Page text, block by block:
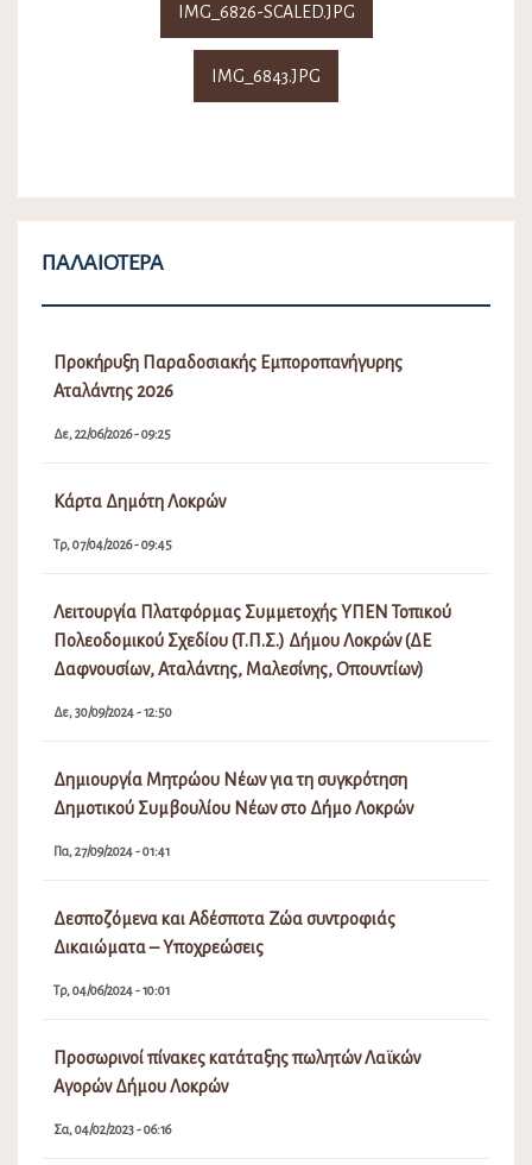
IMG_6826-SCALED.JPG
IMG_6843.JPG
ΠΑΛΑΙΌΤΕΡΑ
Προκήρυξη Παραδοσιακής Εμποροπανήγυρης
Αταλάντης 2026
Δε, 22/06/2026 - 09:25
Κάρτα Δημότη Λοκρών
Τρ, 07/04/2026 - 09:45
Λειτουργία Πλατφόρμας Συμμετοχής ΥΠΕΝ Τοπικού
Πολεοδομικού Σχεδίου (Τ.Π.Σ.) Δήμου Λοκρών (ΔΕ
Δαφνουσίων, Αταλάντης, Μαλεσίνης, Οπουντίων)
Δε, 30/09/2024 - 12:50
Δημιουργία Μητρώου Νέων για τη συγκρότηση
Δημοτικού Συμβουλίου Νέων στο Δήμο Λοκρών
Πα, 27/09/2024 - 01:41
Δεσποζόμενα και Αδέσποτα Ζώα συντροφιάς
Δικαιώματα – Υποχρεώσεις
Τρ, 04/06/2024 - 10:01
Προσωρινοί πίνακες κατάταξης πωλητών Λαϊκών
Αγορών Δήμου Λοκρών
Σα, 04/02/2023 - 06:16